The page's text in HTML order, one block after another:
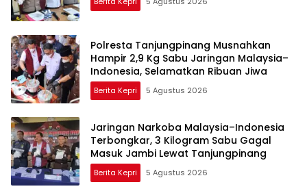
Polresta Tanjungpinang Musnahkan
Hampir 2,9 Kg Sabu Jaringan Malaysia–
Indonesia, Selamatkan Ribuan Jiwa
Berita Kepri 5 Agustus 2026
Jaringan Narkoba Malaysia–Indonesia
Terbongkar, 3 Kilogram Sabu Gagal
Masuk Jambi Lewat Tanjungpinang
Berita Kepri 5 Agustus 2026